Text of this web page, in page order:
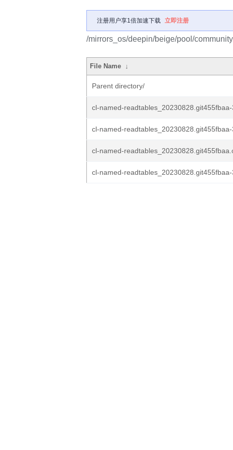
注册用户享1倍加速下载 立即注册
/mirrors_os/deepin/beige/pool/
File Name ↓
Parent directory/
cl-named-
cl-named-
cl-named-
cl-named-